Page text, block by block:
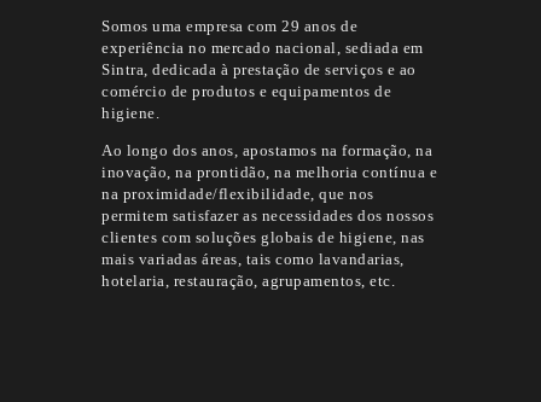
Somos uma empresa com 29 anos de
experiência no mercado nacional, sediada em
Sintra, dedicada à prestação de serviços e ao
comércio de produtos e equipamentos de
higiene.
Ao longo dos anos, apostamos na formação, na
inovação, na prontidão, na melhoria contínua e
na proximidade/flexibilidade, que nos
permitem satisfazer as necessidades dos nossos
clientes com soluções globais de higiene, nas
mais variadas áreas, tais como lavandarias,
hotelaria, restauração, agrupamentos, etc.